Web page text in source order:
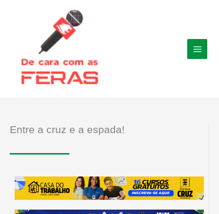
Entre a cruz e a espada!